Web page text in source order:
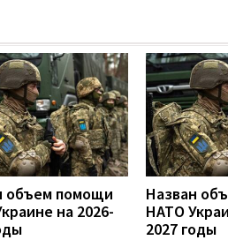
объем помощи
на 2026-
Назван
НАТО
2027 годы